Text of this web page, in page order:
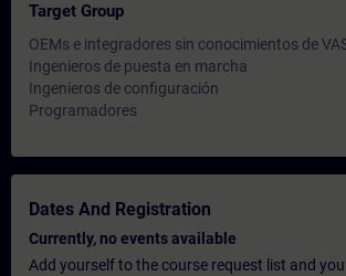
Target Group
OEMs e integradores sin conocimientos de
Ingenieros de puesta en marcha
Ingenieros de configuración
Programadores
Dates And Registration
Currently, no events available
Add yourself to the course request list and